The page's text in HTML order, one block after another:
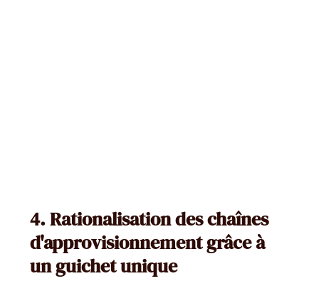
4. Rationalisation des chaînes
d'approvisionnement grâce à
un guichet unique